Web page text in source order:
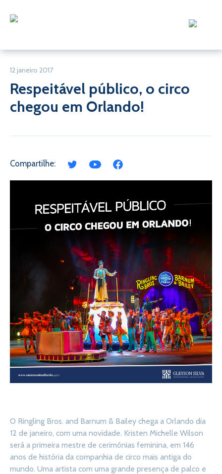
12 janeiro 2017
Respeitável público, o circo
chegou em Orlando!
Compartilhe:
O Ringling Bros. and Barnum & Bailey chega a Orlando dia
12 de janeiro, com uma novidade. Kristen Michelle Wilson
será a primeira mestre de cerimônias feminina, em 146
anos de história da companhia de circo mais antiga do
mundo. Uma artista com uma grande presença de palco e